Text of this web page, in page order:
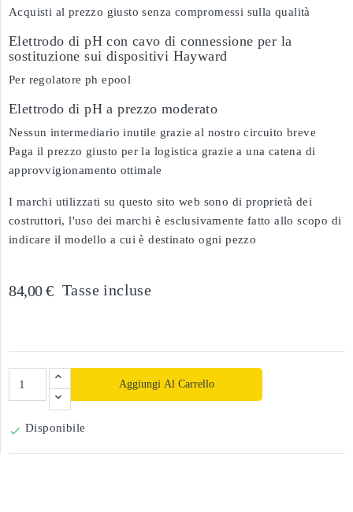
Acquisti al prezzo giusto senza compromessi sulla qualità
Elettrodo di pH con cavo di connessione per la
sostituzione sui dispositivi Hayward
Per regolatore ph epool
Elettrodo di pH a prezzo moderato
Nessun intermediario inutile grazie al nostro circuito breve
Paga il prezzo giusto per la logistica grazie a una catena di
approvvigionamento ottimale
I marchi utilizzati su questo sito web sono di proprietà dei
costruttori, l'uso dei marchi è esclusivamente fatto allo scopo di
indicare il modello a cui è destinato ogni pezzo
84,00 € Tasse incluse
Aggiungi Al Carrello
 Disponibile